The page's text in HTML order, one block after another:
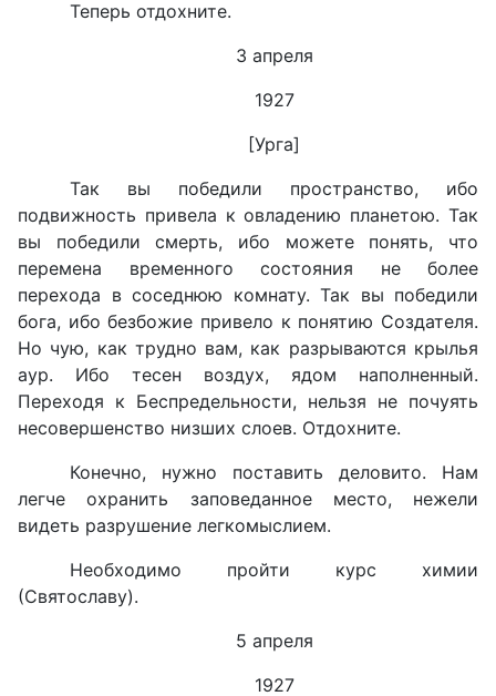
Теперь отдохните.
3 апреля
1927
[Урга]
Так вы победили пространство, ибо
подвижность привела к овладению планетою. Так
вы победили смерть, ибо можете понять, что
перемена временного состояния не более
перехода в соседнюю комнату. Так вы победили
бога, ибо безбожие привело к понятию Создателя.
Но чую, как трудно вам, как разрываются крылья
аур. Ибо тесен воздух, ядом наполненный.
Переходя к Беспредельности, нельзя не почуять
несовершенство низших слоев. Отдохните.
Конечно, нужно поставить деловито. Нам
легче охранить заповеданное место, нежели
видеть разрушение легкомыслием.
Необходимо пройти курс химии
(Святославу).
5 апреля
1927